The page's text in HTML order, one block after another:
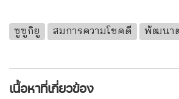
ซูซูกิยู สมการความโชคดี พัฒนา
เนื้อหาที่เกี่ยวข้อง